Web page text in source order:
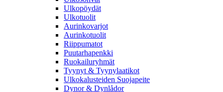
Ulkopöydät
Ulkotuolit
Aurinkovarjot
Aurinkotuolit
Riippumatot
Puutarhapenkki
Ruokailuryhmät
Tyynyt & Tyynylaatikot
Ulkokalusteiden Suojapeite
Dynor & Dynlådor